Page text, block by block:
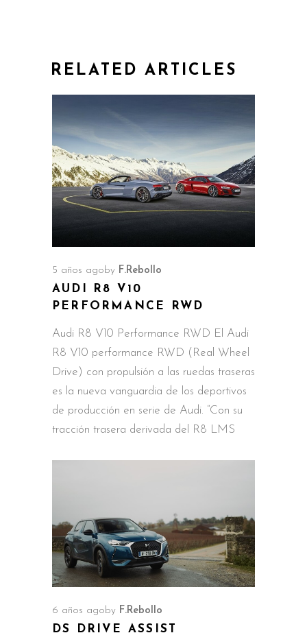
RELATED ARTICLES
5 años ago by F.Rebollo
AUDI R8 V10
PERFORMANCE RWD
Audi R8 V10 Performance RWD El Audi
R8 V10 performance RWD (Real Wheel
Drive) con propulsión a las ruedas traseras
es la nueva vanguardia de los deportivos
de producción en serie de Audi. “Con su
tracción trasera derivada del R8 LMS
6 años ago by F.Rebollo
DS DRIVE ASSIST